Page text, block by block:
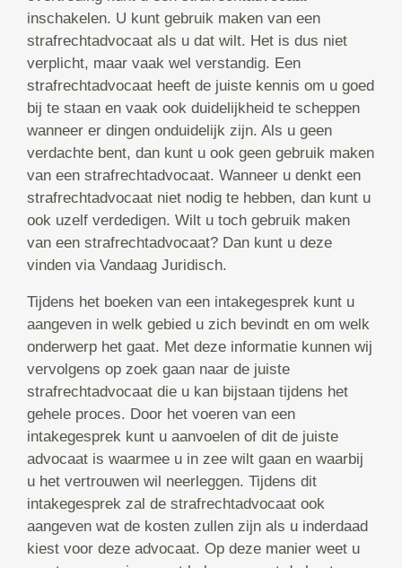
inschakelen. U kunt gebruik maken van een
strafrechtadvocaat als u dat wilt. Het is dus niet
verplicht, maar vaak wel verstandig. Een
strafrechtadvocaat heeft de juiste kennis om u goed
bij te staan en vaak ook duidelijkheid te scheppen
wanneer er dingen onduidelijk zijn. Als u geen
verdachte bent, dan kunt u ook geen gebruik maken
van een strafrechtadvocaat. Wanneer u denkt een
strafrechtadvocaat niet nodig te hebben, dan kunt u
ook uzelf verdedigen. Wilt u toch gebruik maken
van een strafrechtadvocaat? Dan kunt u deze
vinden via Vandaag Juridisch.
Tijdens het boeken van een intakegesprek kunt u
aangeven in welk gebied u zich bevindt en om welk
onderwerp het gaat. Met deze informatie kunnen wij
vervolgens op zoek gaan naar de juiste
strafrechtadvocaat die u kan bijstaan tijdens het
gehele proces. Door het voeren van een
intakegesprek kunt u aanvoelen of dit de juiste
advocaat is waarmee u in zee wilt gaan en waarbij
u het vertrouwen wil neerleggen. Tijdens dit
intakegesprek zal de strafrechtadvocaat ook
aangeven wat de kosten zullen zijn als u inderdaad
kiest voor deze advocaat. Op deze manier weet u